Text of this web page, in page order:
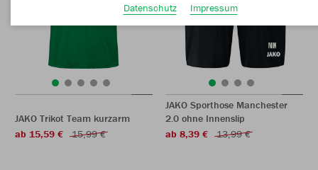
JAKO Trikot Team kurzarm
ab 15,59 €
15,99 €
JAKO Sporthose Manchester
2.0 ohne Innenslip
ab 8,39 €
13,99 €
Datenschutz
Impressum